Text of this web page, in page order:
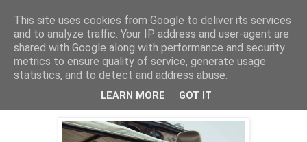
2023. október 16., hétfő
Megfojtott virágok - Kritika
This site uses cookies from Google to deliver its services
and to analyze traffic. Your IP address and user-agent are
shared with Google along with performance and security
metrics to ensure quality of service, generate usage
statistics, and to detect and address abuse.
LEARN MORE GOT IT